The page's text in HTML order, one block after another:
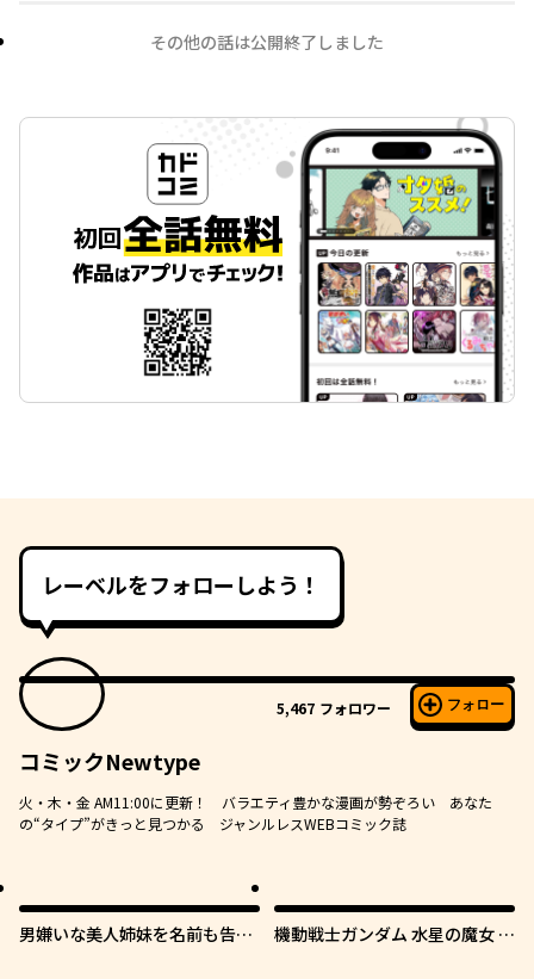
その他の話は公開終了しました
レーベルをフォローしよう！
5,467 フォロワー フォロー
コミックNewtype
火・木・金 AM11:00に更新！ バラエティ豊かな漫画が勢ぞろい あなた
の“タイプ”がきっと見つかる ジャンルレスWEBコミック誌
男嫌いな美人姉妹を名前も告げ
機動戦士ガンダム 水星の魔女 青